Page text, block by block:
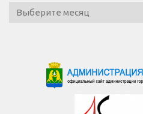
Архив
новостей